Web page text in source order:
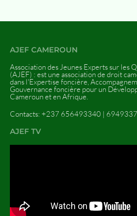
Enjeux de la Participation
siècle en Afrique
AJEF CAMEROUN
Association des Jeunes Experts sur les
(AJEF) : est une association de droit
dans l'Expertise foncière,
Gouvernance foncière pour un
Cameroun et en Afrique.
Contacts: +237 656493340 |
AJEF TV